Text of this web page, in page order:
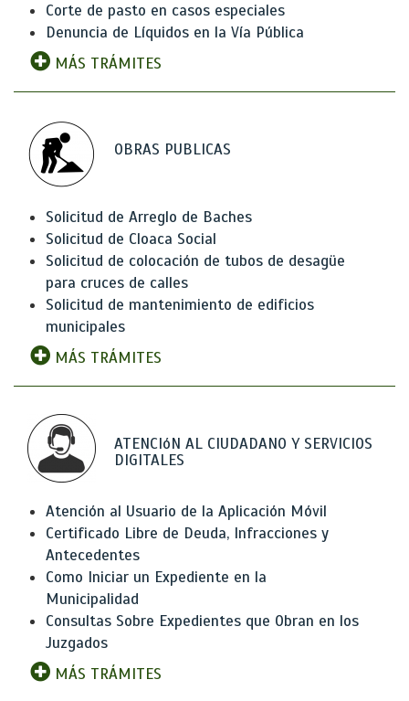
Corte de pasto en casos especiales
Denuncia de Líquidos en la Vía Pública
MÁS TRÁMITES
OBRAS PUBLICAS
Solicitud de Arreglo de Baches
Solicitud de Cloaca Social
Solicitud de colocación de tubos de desagüe
para cruces de calles
Solicitud de mantenimiento de edificios
municipales
MÁS TRÁMITES
ATENCIóN AL CIUDADANO Y SERVICIOS
DIGITALES
Atención al Usuario de la Aplicación Móvil
Certificado Libre de Deuda, Infracciones y
Antecedentes
Como Iniciar un Expediente en la
Municipalidad
Consultas Sobre Expedientes que Obran en los
Juzgados
MÁS TRÁMITES